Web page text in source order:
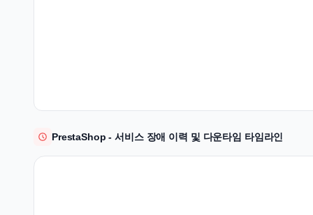
PrestaShop - 서비스 장애 이력 및 다운타임 타임라인